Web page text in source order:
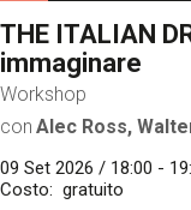
THE ITALIAN
immaginare
Workshop
con Alec Ross,
09 Set 2026 / 18:00 -
Costo
gratuito